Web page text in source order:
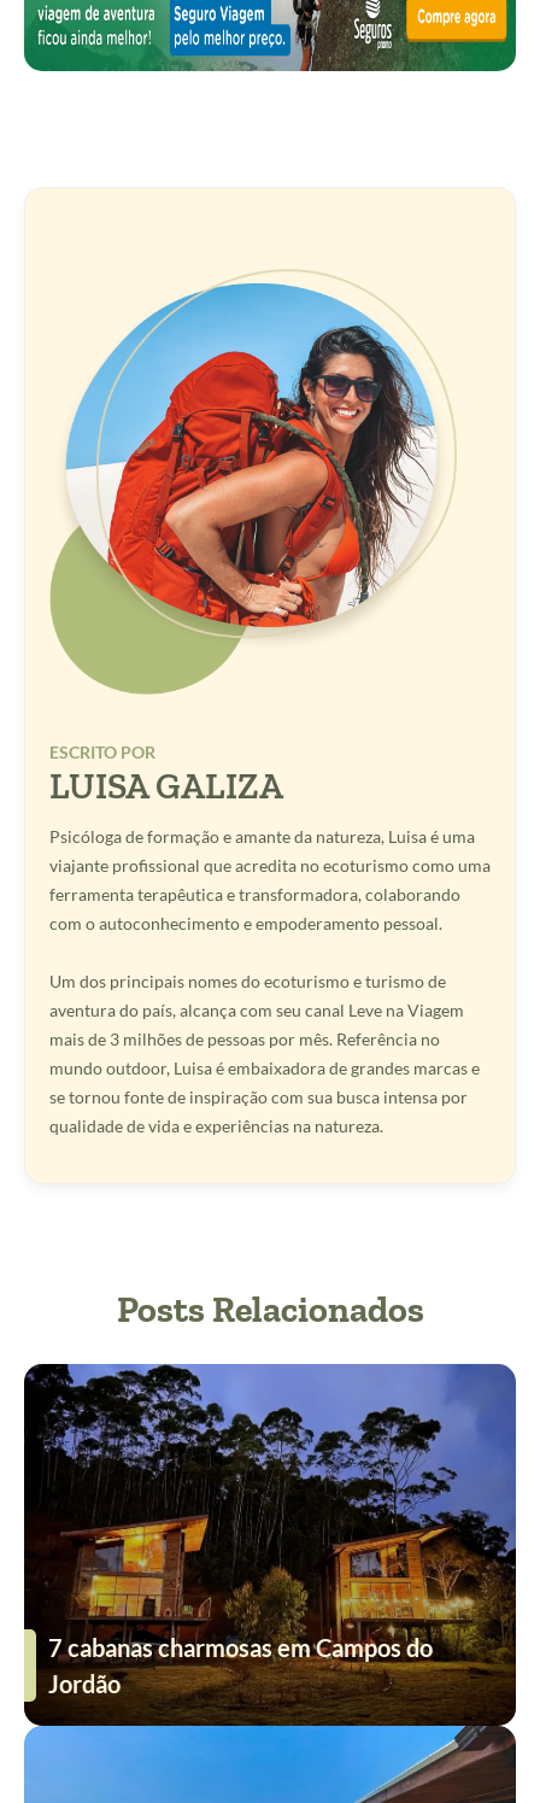
ESCRITO POR
LUISA GALIZA
Psicóloga de formação e amante da natureza, Luisa é uma
viajante profissional que acredita no ecoturismo como uma
ferramenta terapêutica e transformadora, colaborando
com o autoconhecimento e empoderamento pessoal.
Um dos principais nomes do ecoturismo e turismo de
aventura do país, alcança com seu canal Leve na Viagem
mais de 3 milhões de pessoas por mês. Referência no
mundo outdoor, Luisa é embaixadora de grandes marcas e
se tornou fonte de inspiração com sua busca intensa por
qualidade de vida e experiências na natureza.
Posts Relacionados
7 cabanas charmosas em Campos do
Jordão